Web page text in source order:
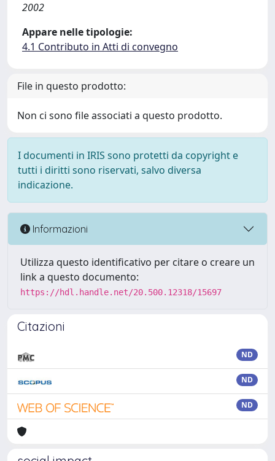
2002
Appare nelle tipologie:
4.1 Contributo in Atti di convegno
File in questo prodotto:
Non ci sono file associati a questo prodotto.
I documenti in IRIS sono protetti da copyright e
tutti i diritti sono riservati, salvo diversa
indicazione.
Informazioni
Utilizza questo identificativo per citare o creare un
link a questo documento:
https://hdl.handle.net/20.500.12318/15697
Citazioni
ND
ND
ND